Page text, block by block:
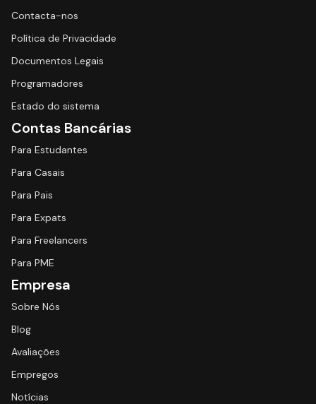
Contacta-nos
Política de Privacidade
Documentos Legais
Programadores
Estado do sistema
Contas Bancárias
Para Estudantes
Para Casais
Para Pais
Para Expats
Para Freelancers
Para PME
Empresa
Sobre Nós
Blog
Avaliações
Empregos
Notícias